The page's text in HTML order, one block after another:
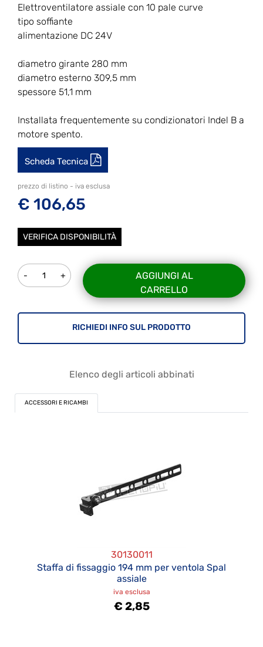
Elettroventilatore assiale con 10 pale curve
tipo soffiante
alimentazione DC 24V
diametro girante 280 mm
diametro esterno 309,5 mm
spessore 51,1 mm
Installata frequentemente su condizionatori Indel B a
motore spento.
Scheda Tecnica
prezzo di listino - iva esclusa
€ 106,65
VERIFICA DISPONIBILITÀ
Quantità
AGGIUNGI AL
CARRELLO
RICHIEDI INFO SUL PRODOTTO
Elenco degli articoli abbinati
ACCESSORI E RICAMBI
30130011
Staffa di fissaggio 194 mm per ventola Spal
assiale
iva esclusa
€ 2,85